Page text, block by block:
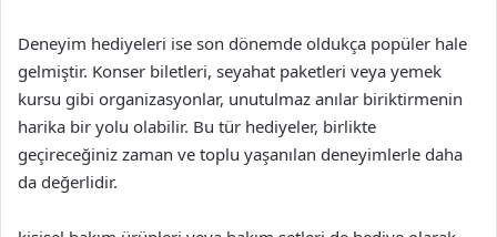
Deneyim hediyeleri ise son dönemde oldukça popüler hale
gelmiştir. Konser biletleri, seyahat paketleri veya yemek
kursu gibi organizasyonlar, unutulmaz anılar biriktirmenin
harika bir yolu olabilir. Bu tür hediyeler, birlikte
geçireceğiniz zaman ve toplu yaşanılan deneyimlerle daha
da değerlidir.